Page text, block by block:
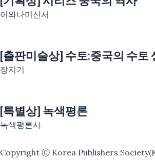
이와나미신서
[출판미술상] 수토:중국의 수토
장지기
[특별상] 녹색평론
녹색평론사
Copyright ⓒ Korea Publishers